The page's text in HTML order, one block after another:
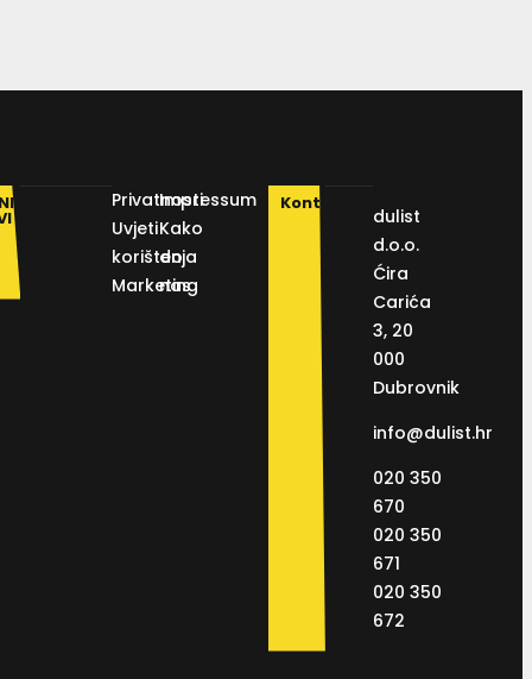
Privatnosti
Uvjeti
korištenja
Marketing
Impressum
Kako
do
nas
Kontakt
dulist
d.o.o.
Ćira
Carića
3, 20
000
Dubrovnik
info@dulist.hr
020 350
670
020 350
671
020 350
672